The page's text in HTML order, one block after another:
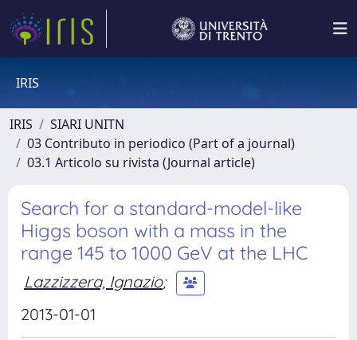
IRIS
IRIS
SIARI UNITN
03 Contributo in periodico (Part of a journal)
03.1 Articolo su rivista (Journal article)
Search for a standard-model-like
Higgs boson with a mass in the
range 145 to 1000 GeV at the LHC
Lazzizzera, Ignazio;
2013-01-01